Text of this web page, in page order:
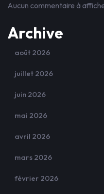
Aucun commentaire à
Archive
août 2026
juillet 2026
juin 2026
mai 2026
avril 2026
mars 2026
février 2026